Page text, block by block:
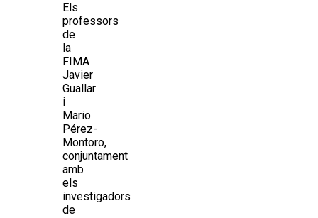
Els
professors
de
la
FIMA
Javier
Guallar
i
Mario
Pérez-
Montoro,
conjuntament
amb
els
investigadors
de